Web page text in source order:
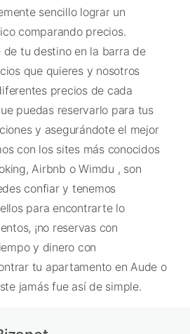
sencillo lograr un
comparando precios.
de tu destino en la barra de
que quieres y nosotros
precios de cada
puedas reservarlo para tus
y asegurándote el mejor
con los sites más conocidos
Airbnb o Wimdu , son
confiar y tenemos
para encontrarte lo
¡no reservas con
y dinero con
tu apartamento en Aude o
jamás fue así de simple.